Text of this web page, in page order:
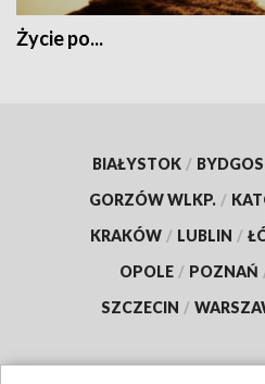
Życie po...
BIAŁYSTOK /
GORZÓW WLKP. /
KRAKÓW / LUBLIN /
OPOLE / POZNAŃ
SZCZECIN /